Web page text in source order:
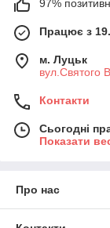
97%
Працює з
м. Луцьк
вул.Святого
Контакти
Сьогодні
Показати
Про нас